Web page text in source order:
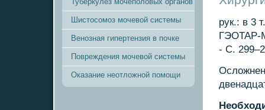
Шистосомоз мочевой системы
Венозная гипертензия в почке
Повреждения мочевой системы
Оказание неотложной помощи
рук.: в 3
ГЭОТАР-
- С.